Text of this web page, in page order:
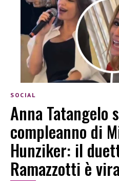
SOCIAL
Anna Tatangelo
compleanno di
Hunziker: il
Ramazzotti è